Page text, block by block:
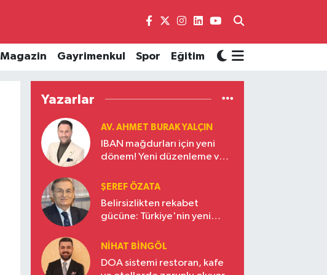
Magazin Gayrimenkul Spor Eğitim
Yazarlar
AV. AHMET BURAK YALÇIN
IBAN mağdurları için yeni
dönem! Yeni düzenleme ve
ŞEREF ÖZATA
Belirsizlikten rekabet
gücüne: Türkiye'nin yeni
NIHAT BINGÖL
DOA sistemi restoran, kafe